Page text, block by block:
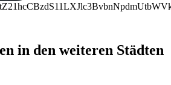
in den weiteren Städten